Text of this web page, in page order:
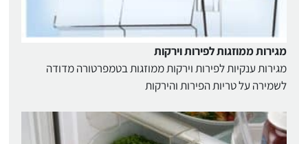
מגירות ממוזגות לפירות וירקות
מגירות ענקיות לפירות וירקות ממוזגות בטמפרטורה מדודה
לשמירה על טריות הפירות והירקות